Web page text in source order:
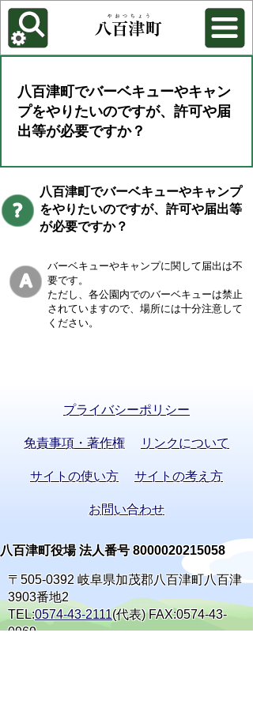
各種機能
背景色を変更する
八百津町でバーベキューやキャン
プをやりたいのですが、許可や届
出等が必要ですか？
八百津町でバーベキューやキャンプ
をやりたいのですが、許可や届出等
が必要ですか？
バーベキューやキャンプに関して届出は不
要です。
ただし、各公園内でのバーベキューは禁止
されていますので、場所には十分注意して
ください。
プライバシーポリシー
免責事項・著作権 リンクについて
サイトの使い方 サイトの考え方
お問い合わせ
八百津町役場 法人番号 8000020215058
〒505-0392 岐阜県加茂郡八百津町八百津
3903番地2
TEL:0574-43-2111(代表) FAX:0574-43-
0969